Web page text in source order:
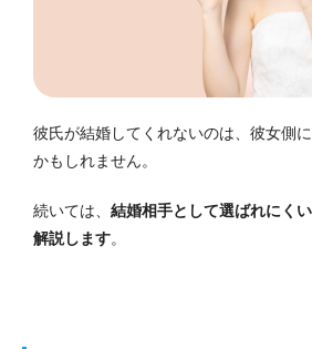
彼氏が結婚してくれないのは、彼女側
かもしれません。
続いては、 結婚相手として選ばれにく
解説します。